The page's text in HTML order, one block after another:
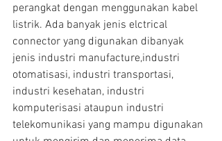
perangkat dengan menggunakan kabel
listrik. Ada banyak jenis elctrical
connector yang digunakan dibanyak
jenis industri manufacture,industri
otomatisasi, industri transportasi,
industri kesehatan, industri
komputerisasi ataupun industri
telekomunikasi yang mampu digunakan